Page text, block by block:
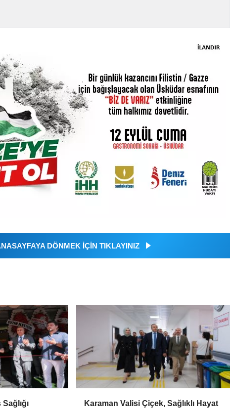
DÖNMEK İÇİN TIKLAYINIZ
Karaman Valisi Çiçek, Sağlıklı Hayat